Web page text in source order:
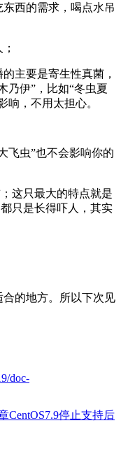
西的需求，喝点水吊
主要是寄生性真菌，
乃伊”，比如“冬虫夏
响，不用太担心。
飞虫”也不会影响你的
这只最大的特点就是
只是长得吓人，其实
的地方。所以下次见
doc-
CentOS7.9停止支持后